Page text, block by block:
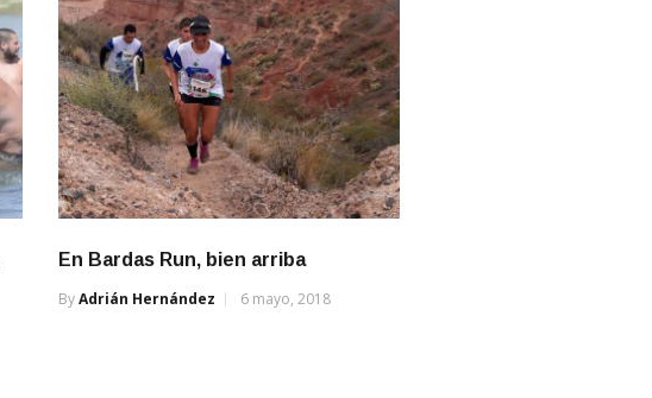
En Bardas Run, bien arriba
ByAdrián Hernández 6 mayo, 2018